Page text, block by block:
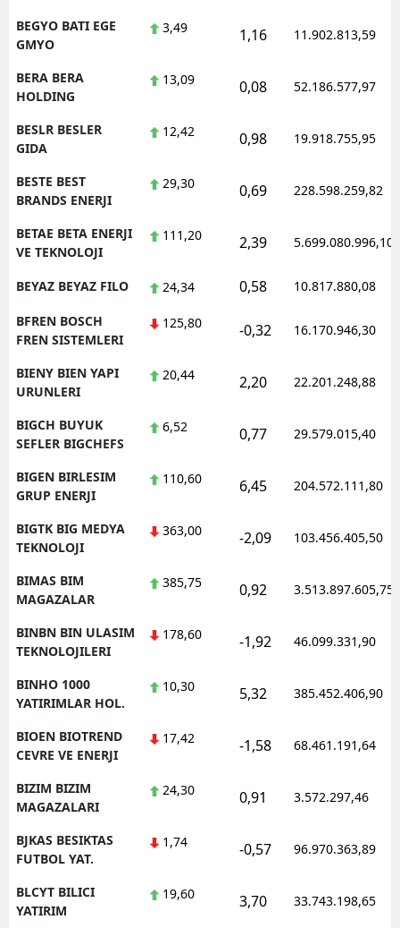
BEGYO BATI EGE
GMYO
3,49 1,16 11.902.813,59
BERA BERA
HOLDING
13,09 0,08 52.186.577,97
BESLR BESLER
GIDA
12,42 0,98 19.918.755,95
BESTE BEST
BRANDS ENERJI
29,30 0,69 228.598.259,82
BETAE BETA ENERJI
VE TEKNOLOJI
111,20 2,39 5.699.080.996,10
BEYAZ BEYAZ FILO 24,34 0,58 10.817.880,08
BFREN BOSCH
FREN SISTEMLERI
125,80 -0,32 16.170.946,30
BIENY BIEN YAPI
URUNLERI
20,44 2,20 22.201.248,88
BIGCH BUYUK
SEFLER BIGCHEFS
6,52 0,77 29.579.015,40
BIGEN BIRLESIM
GRUP ENERJI
110,60 6,45 204.572.111,80
BIGTK BIG MEDYA
TEKNOLOJI
363,00 -2,09 103.456.405,50
BIMAS BIM
MAGAZALAR
385,75 0,92 3.513.897.605,75
BINBN BIN ULASIM
TEKNOLOJILERI
178,60 -1,92 46.099.331,90
BINHO 1000
YATIRIMLAR HOL.
10,30 5,32 385.452.406,90
BIOEN BIOTREND
CEVRE VE ENERJI
17,42 -1,58 68.461.191,64
BIZIM BIZIM
MAGAZALARI
24,30 0,91 3.572.297,46
BJKAS BESIKTAS
FUTBOL YAT.
1,74 -0,57 96.970.363,89
BLCYT BILICI
YATIRIM
19,60 3,70 33.743.198,65